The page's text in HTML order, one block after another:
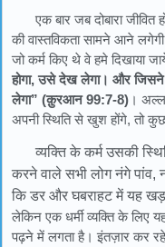
एक बार जब दोबारा
की वास्तविकता सामने आने
जो कर्म किए थे वे हमे दिखाया
होगा, उसे देख लेगा। और जिसने
लेगा” (क़ुरआन 99:7-8) ।
अपनी स्थिति से खुश होंगे, तो
व्यक्ति के कर्म उसकी
करने वाले सभी लोग नंगे पांव,
कि डर और घबराहट में यह
लेकिन एक धर्मी व्यक्ति के लिए
पढ़ने में लगता है। इंतज़ार कर